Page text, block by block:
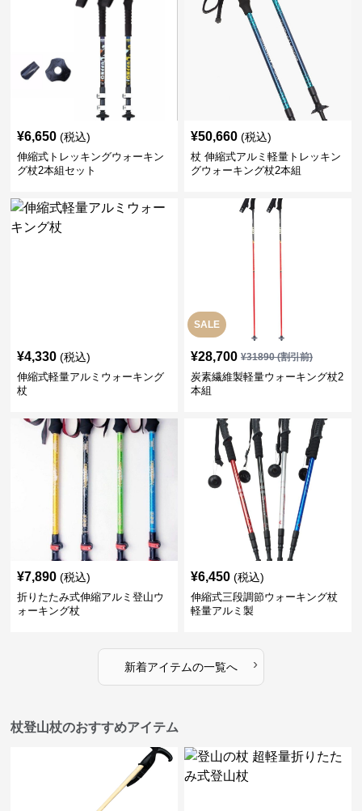
¥6,650 (税込)
伸縮式トレッキングウォーキン
グ杖2本組セット
¥50,660 (税込)
杖 伸縮式アルミ軽量トレッキン
グウォーキング杖2本組
¥4,330 (税込)
伸縮式軽量アルミウォーキング
杖
SALE
¥28,700 ¥31890(割引前)
炭素繊維製軽量ウォーキング杖2
本組
¥7,890 (税込)
折りたたみ式伸縮アルミ登山ウ
ォーキング杖
¥6,450 (税込)
伸縮式三段調節ウォーキング杖
軽量アルミ製
新着アイテムの一覧へ ›
杖登山杖のおすすめアイテム